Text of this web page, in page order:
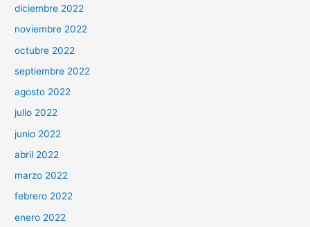
diciembre 2022
noviembre 2022
octubre 2022
septiembre 2022
agosto 2022
julio 2022
junio 2022
abril 2022
marzo 2022
febrero 2022
enero 2022